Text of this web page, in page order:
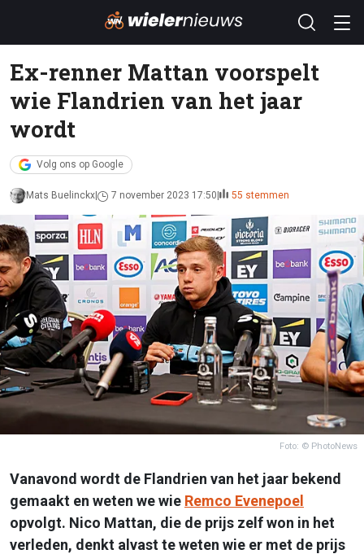
Ex-renner Mattan voorspelt
wie Flandrien van het jaar
wordt
Volg ons op Google
Mats Buelinckx 7 november 2023 17:50 55 stemmen
Foto: © PhotoNews
Vanavond wordt de Flandrien van het jaar bekend
gemaakt en weten we wie Remco Evenepoel
opvolgt. Nico Mattan, die de prijs zelf won in het
verleden, denkt alvast te weten wie er met de prijs